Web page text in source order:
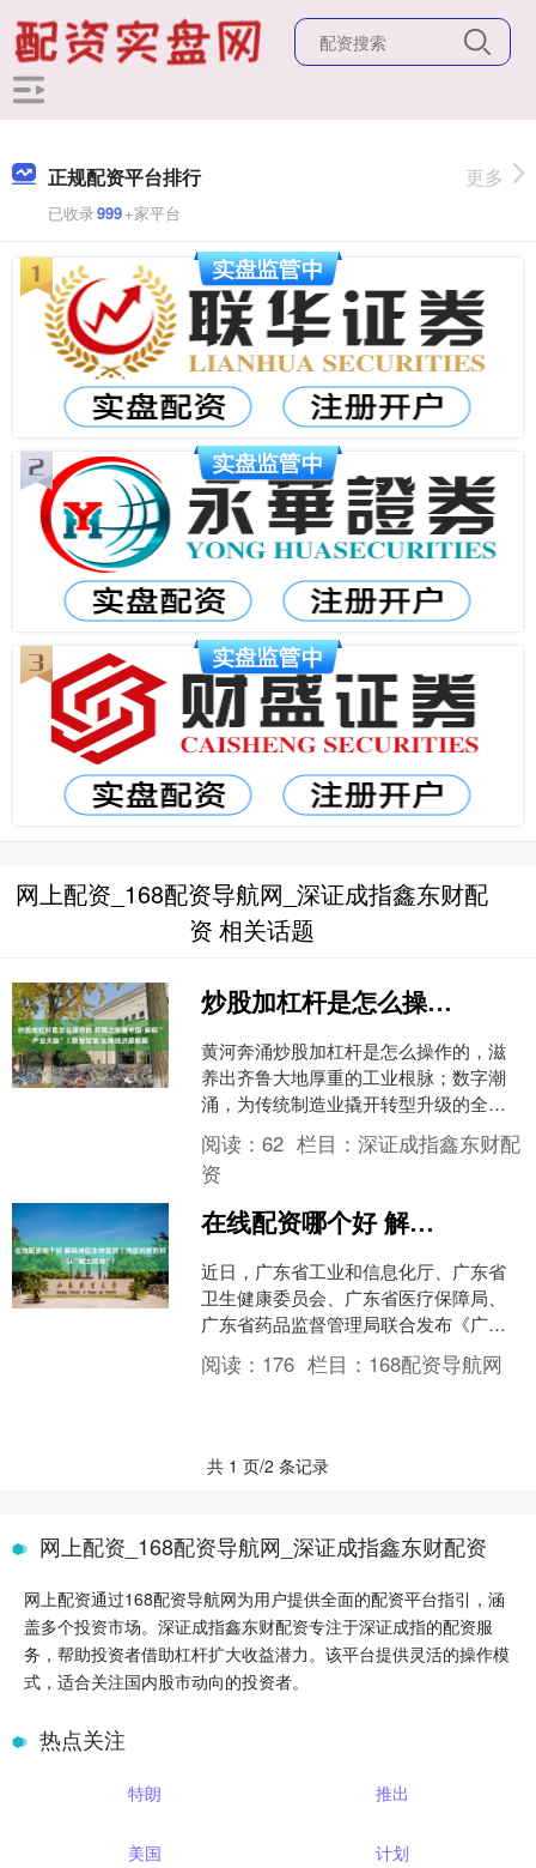
正规配资平台排行
已收录999+家平台
更多
网上配资_168配资导航网_深证成指鑫东财配
资 相关话题
炒股加杠杆是怎么操作的 开局之年看中国·解码“产业大脑”丨数智赋能 实体经济展新篇
黄河奔涌炒股加杠杆是怎么操作的，滋
养出齐鲁大地厚重的工业根脉；数字潮
涌，为传统制造业撬开转型升级的全新
闸门。 7月27日，“开局之年看中国解
码‘产业大脑’”网络....
阅读：62 栏目：深证成指鑫东财配
资
在线配资哪个好 解码湾区生物医药｜湾区创新药何以“破土成林”？
近日，广东省工业和信息化厅、广东省
卫生健康委员会、广东省医疗保障局、
广东省药品监督管理局联合发布《广东
省已获批创新药械产品目录（第一
批）》在线配资哪个好，107....
阅读： 176 栏目： 168配资导航网
共 1 页/2 条记录
网上配资_168配资导航网_深证成指鑫东财配资
网上配资通过168配资导航网为用户提供全面的配资平台指引，涵
盖多个投资市场。深证成指鑫东财配资专注于深证成指的配资服
务，帮助投资者借助杠杆扩大收益潜力。该平台提供灵活的操作模
式，适合关注国内股市动向的投资者。
热点关注
特朗 推出
美国 计划